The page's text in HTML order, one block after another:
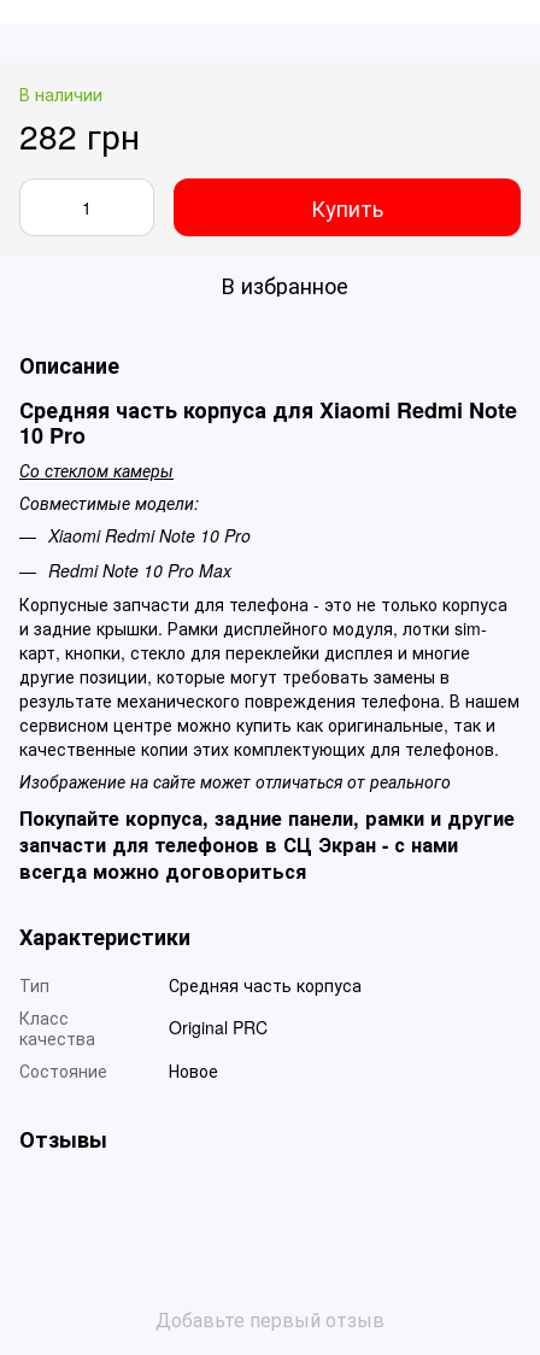
В наличии
282 грн
Купить
В избранное
Описание
Средняя часть корпуса для Xiaomi Redmi Note
10 Pro
Со стеклом камеры
Совместимые модели:
Xiaomi Redmi Note 10 Pro
Redmi Note 10 Pro Max
Корпусные запчасти для телефона - это не только корпуса
и задние крышки. Рамки дисплейного модуля, лотки sim-
карт, кнопки, стекло для переклейки дисплея и многие
другие позиции, которые могут требовать замены в
результате механического повреждения телефона. В нашем
сервисном центре можно купить как оригинальные, так и
качественные копии этих комплектующих для телефонов.
Изображение на сайте может отличаться от реального
Покупайте корпуса, задние панели, рамки и другие
запчасти для телефонов в СЦ Экран - с нами
всегда можно договориться
Характеристики
Тип
Средняя часть корпуса
Класс
качества
Original PRC
Состояние
Новое
Отзывы
Добавьте первый отзыв